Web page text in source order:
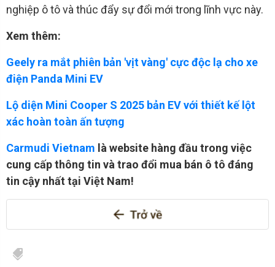
nghiệp ô tô và thúc đẩy sự đổi mới trong lĩnh vực này.
Xem thêm:
Geely ra mắt phiên bản 'vịt vàng' cực độc lạ cho xe
điện Panda Mini EV
Lộ diện Mini Cooper S 2025 bản EV với thiết kế lột
xác hoàn toàn ấn tượng
Carmudi Vietnam là website hàng đầu trong việc
cung cấp thông tin và trao đổi mua bán ô tô đáng
tin cậy nhất tại Việt Nam!